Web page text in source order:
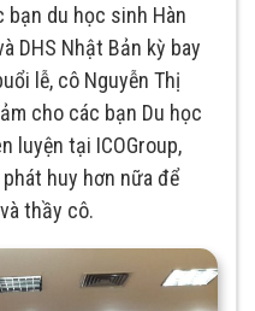
du học sinh Hàn
DHS Nhật Bản kỳ bay
lễ, cô Nguyễn Thị
cho các bạn Du học
luyện tại ICOGroup,
huy hơn nữa để
thầy cô.